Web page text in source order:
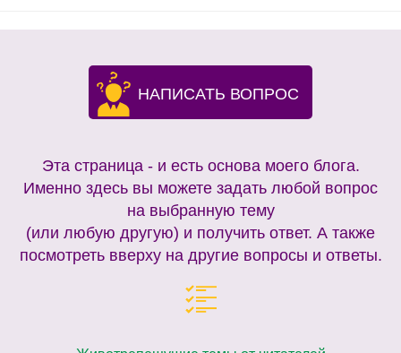
НАПИСАТЬ ВОПРОС
Эта страница - и есть основа моего блога.
Именно здесь вы можете задать любой вопрос
на выбранную тему
(или любую другую) и получить ответ. А также
посмотреть вверху на другие вопросы и ответы.